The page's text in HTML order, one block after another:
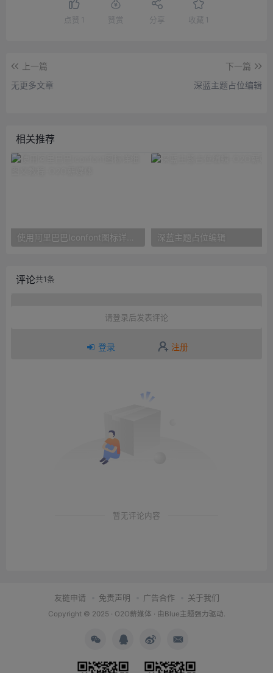
点赞 1 赞赏 分享 收藏 1
上一篇
无更多文章
下一篇
深蓝主题占位编辑
相关推荐
深蓝主题占位编辑
评论共1条
请登录后发表评论
登录 注册
暂无评论内容
友链申请 免责声明 广告合作 关于我们
Copyright © 2025 · O2O薪媒体 · 由 Blue主题强力驱动.